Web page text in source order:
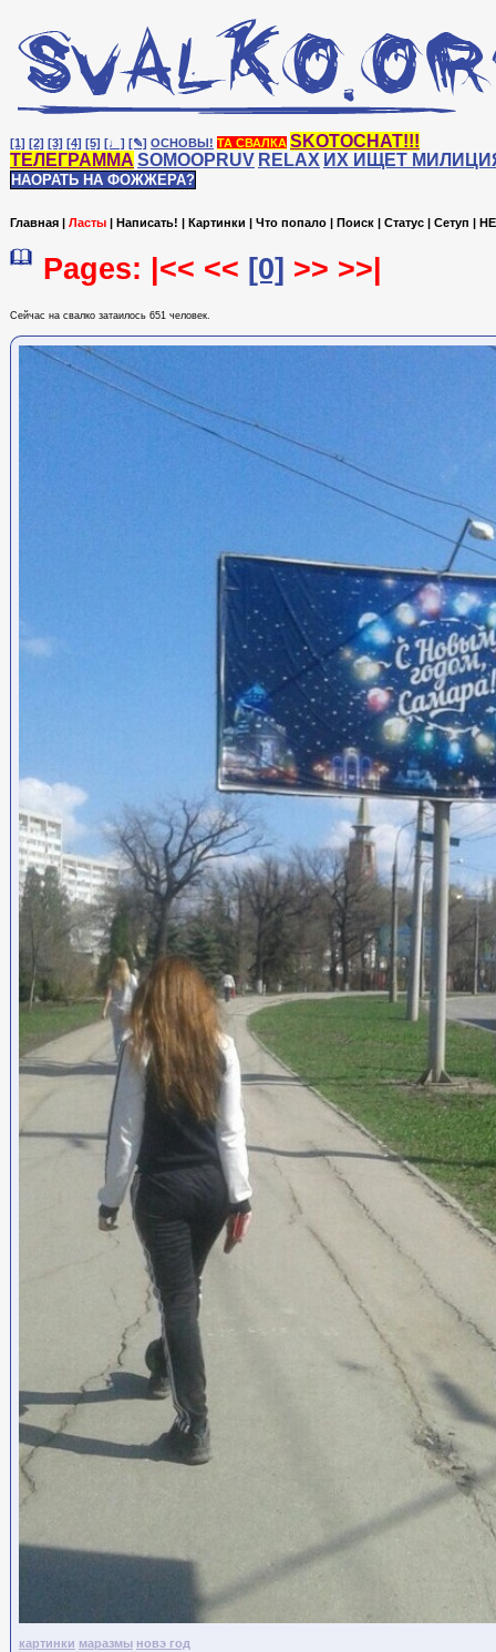
[1] [2] [3] [4] [5] [♩] [✎] ОСНОВЫ! ТА СВАЛКА SKOTOCHAT!!!
ТЕЛЕГРАММА SOMOOPRUV RELAX ИХ ИЩЕТ
НАОРАТЬ НА ФОЖЖЕРА?
Главная | Ласты | Написать! | Картинки | Что попало | Поиск | Статус | Сетуп |
Pages: |<< << [0] >> >>|
Сейчас на cвалко затаилось 651 человек.
картинки маразмы новэ год